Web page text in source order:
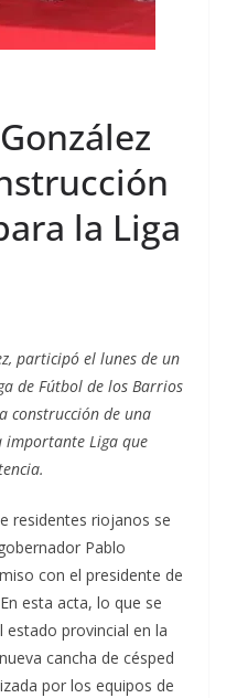
la Liga
participó el lunes de un
de Fútbol de los Barrios
construcción de una
importante Liga que
residentes riojanos se
Pablo
con el presidente de
esta acta, lo que se
provincial en la
cancha de césped
por los equipos de